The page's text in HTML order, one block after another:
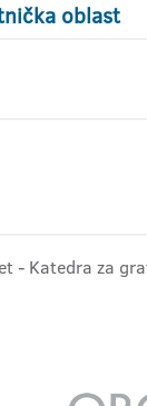
oblast
- Katedra za